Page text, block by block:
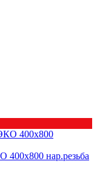
400х800 нар.резьба